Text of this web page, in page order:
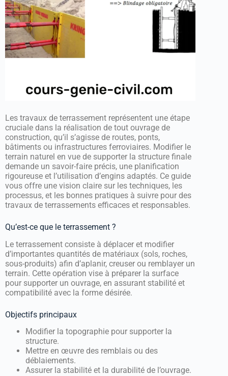
Les travaux de terrassement représentent une étape
cruciale dans la réalisation de tout ouvrage de
construction, qu’il s’agisse de routes, ponts,
bâtiments ou infrastructures ferroviaires. Modifier le
terrain naturel en vue de supporter la structure finale
demande un savoir-faire précis, une planification
rigoureuse et l’utilisation d’engins adaptés. Ce guide
vous offre une vision claire sur les techniques, les
processus, et les bonnes pratiques à suivre pour des
travaux de terrassements efficaces et responsables.
Qu’est-ce que le terrassement ?
Le terrassement consiste à déplacer et modifier
d’importantes quantités de matériaux (sols, roches,
sous-produits) afin d’aplanir, creuser ou remblayer un
terrain. Cette opération vise à préparer la surface
pour supporter un ouvrage, en assurant stabilité et
compatibilité avec la forme désirée.
Objectifs principaux
Modifier la topographie pour supporter la
structure.
Mettre en œuvre des remblais ou des
déblaiements.
Assurer la stabilité et la durabilité de l’ouvrage.